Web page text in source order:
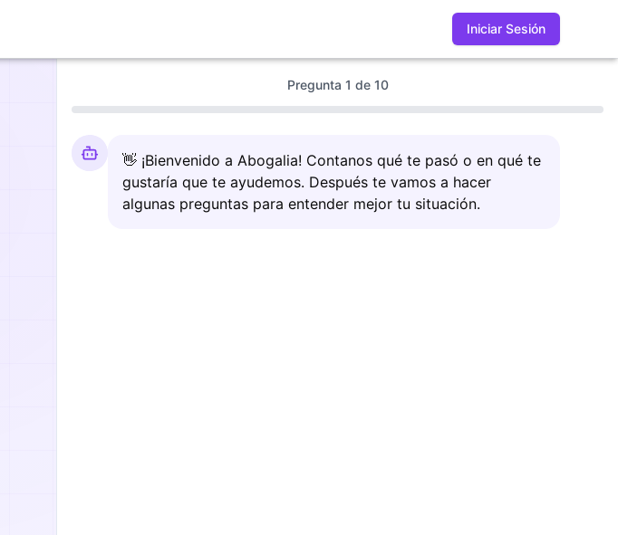
Iniciar Sesión
Pregunta 1 de 10
👋 ¡Bienvenido a Abogalia! Contanos qué te pasó o en qué te
gustaría que te ayudemos. Después te vamos a hacer
algunas preguntas para entender mejor tu situación.